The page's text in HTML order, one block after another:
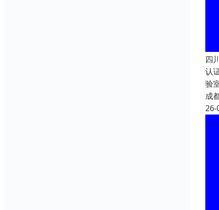
四
认
验
成
26-